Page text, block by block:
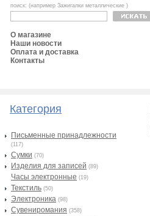
О магазине
Наши новости
Оплата и доставка
Контакты
поиск: (например Зажигалки металлические )
Категория
Письменные принадлежности
(117)
Сумки (70)
Изделия для записей (89)
Часы электронные (19)
Текстиль (50)
Электроника (98)
Сувениромания (358)